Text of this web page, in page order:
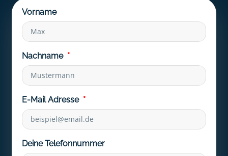
Vorname
Nachname
E-Mail Adresse
Deine Telefonnummer